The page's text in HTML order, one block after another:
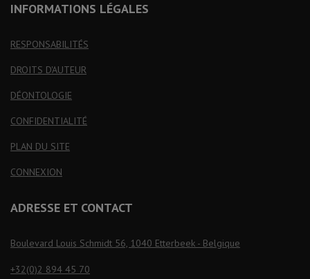
INFORMATIONS LÉGALES
RESPONSABILITÉS
DROITS D'AUTEUR
DÉONTOLOGIE
CONFIDENTIALITÉ
PLAN DU SITE
CONNEXION
ADRESSE ET CONTACT
Boulevard Louis Schmidt 56, 1040 Etterbeek - Belgique
+32(0)2 894 45 70